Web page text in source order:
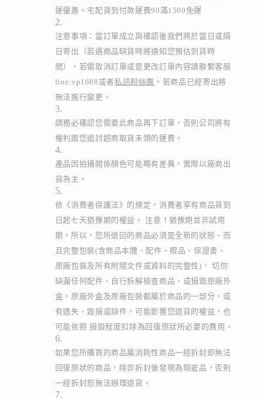
運優惠。宅配貨到付款運費90滿1500免運
注意事項：當訂單成立與確認後我們將於當日或隔
日寄出（若遇商品缺貨時將通知您預估到貨時
間），若需取消訂單或是更改訂單內容請聯繫客服
line:vp1688或者私訊粉絲團 。若商品已經寄出將
無法進行變更。
請務必確認您需要此商品再下訂單，否則公司將有
權利跟您追討超商取貨未領的運費。
產品因拍攝關係顏色可能略有差異，實際以廠商出
貨為主。
依《消費者保護法》的規定，消費者享有商品貨到
日起七天猶豫期的權益。 注意！猶豫期並非試用
期，所以，您所退回的商品必須是全新的狀態、而
且完整包裝(含商品本體、配件、贈品、保證書、
原廠包裝及所有附隨文件或資料的完整性)， 切勿
缺漏任何配件、自行拆解檢查商品、或損毀原廠外
盒。原廠外盒及原廠包裝都屬於商品的一部分，或
有遺失、毀損或缺件，可能影響您退貨的權益，也
可能依照 損毀程度扣除為回復原狀所必要的費用。
如果您所購買的商品屬消耗性商品一經拆封即無法
回復原狀的商品，除非拆封後發現為瑕疵品，否則
一經拆封恕無法辦理退貨。